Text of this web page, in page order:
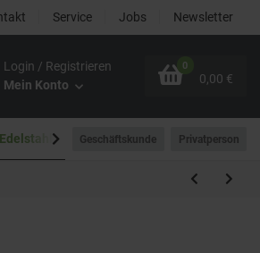
Service Jobs Newsletter
Login / Registrieren
Mein Konto
0
0,00 €
Edelstahlmöbel Outdoor-Bereich
Geschäftskunde Privatperson